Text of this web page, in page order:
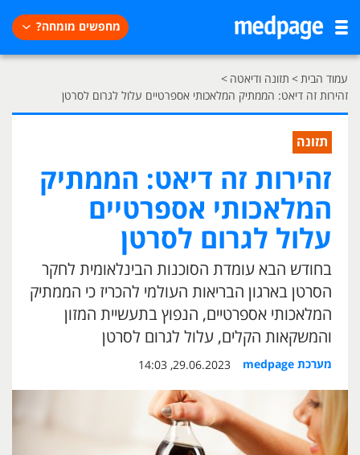
מחפשים מומחה?
עמוד הבית> תזונה ודיאטה >
זהירות זה דיאט: הממתיק המלאכותי אספרטיים עלול לגרום לסרטן
תזונה
זהירות זה דיאט: הממתיק
המלאכותי אספרטיים
עלול לגרום לסרטן
בחודש הבא עומדת הסוכנות הבינלאומית לחקר
הסרטן בארגון הבריאות העולמי להכריז כי הממתיק
המלאכותי אספרטיים, הנפוץ בתעשיית המזון
והמשקאות הקלים, עלול לגרום לסרטן
מערכת medpage 29.06.2023, 14:03